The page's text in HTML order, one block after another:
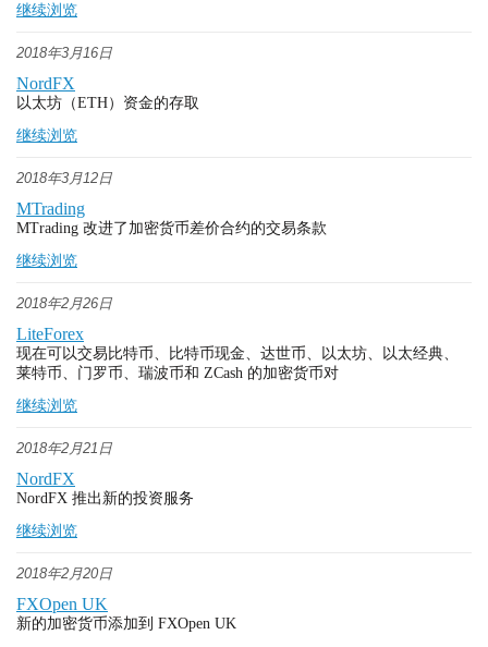
继续浏览
2018年3月16日
NordFX
以太坊（ETH）资金的存取
继续浏览
2018年3月12日
MTrading
MTrading 改进了加密货币差价合约的交易条款
继续浏览
2018年2月26日
LiteForex
现在可以交易比特币、比特币现金、达世币、以太坊、以太经典、
莱特币、门罗币、瑞波币和 ZCash 的加密货币对
继续浏览
2018年2月21日
NordFX
NordFX 推出新的投资服务
继续浏览
2018年2月20日
FXOpen UK
新的加密货币添加到 FXOpen UK